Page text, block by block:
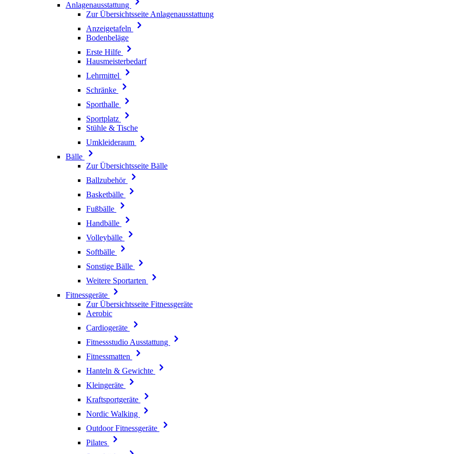
Anlagenausstattung
Zur Übersichtsseite Anlagenausstattung
Anzeigetafeln
Bodenbeläge
Erste Hilfe
Hausmeisterbedarf
Lehrmittel
Schränke
Sporthalle
Sportplatz
Stühle & Tische
Umkleideraum
Bälle
Zur Übersichtsseite Bälle
Ballzubehör
Basketbälle
Fußbälle
Handbälle
Volleybälle
Softbälle
Sonstige Bälle
Weitere Sportarten
Fitnessgeräte
Zur Übersichtsseite Fitnessgeräte
Aerobic
Cardiogeräte
Fitnessstudio Ausstattung
Fitnessmatten
Hanteln & Gewichte
Kleingeräte
Kraftsportgeräte
Nordic Walking
Outdoor Fitnessgeräte
Pilates